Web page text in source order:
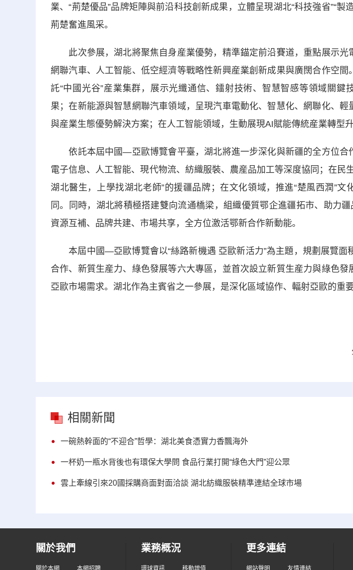
業、“荊楚優品”品牌矩陣與前沿科技創新成果，立體呈現湖北“科技強省”“製
荊楚奮進風采。
此次參展，湖北將聚焦自身産業優勢，精準錨定前沿賽道，重點展示光
網聯汽車、人工智能、低空經濟等戰略性新興産業創新成果與廣闊合作空間
託“中國光谷”産業集群，展示光纖通信、鐳射技術、智慧智感等領域關鍵
果；在新能源與智慧網聯汽車領域，呈現汽車電動化、智慧化、網聯化、輕
與産業生態優勢解決方案；在人工智能領域，生動展現AI賦能傳統産業轉型升
依託本屆中國—亞歐博覽會平臺，湖北將進一步深化與新疆的全方位合
電子信息、人工智能、現代物流、紡織服裝、農産品加工等深度協同；在民
湖北醫生，上學找湖北老師”的援疆品牌；在文化領域，推進“楚風西潤”文
同。同時，湖北將積極搭建雙向流通橋梁，組織優質鄂企進疆拓市、助力疆
資源互補、品牌共建、市場共享，全方位激活鄂新合作新動能。
本屆中國—亞歐博覽會以“絲路新機遇 亞歐新活力”為主題，規劃展覽面
合作、新質生産力、綠色發展等六大專區，並首次設立新質生産力與綠色發
亞歐市場需求。湖北作為主賓省之一參展，是深化區域協作、輻射亞歐的重要
相關新聞
一碗熱幹面的“不迎合”哲學：湖北美食憑實力香飄海外
一杯奶一瓶水背後也有環保大學問 食品行業打開“綠色大門”迎公眾
雲上牽線引來20國採購商面對面洽談 湖北紡織服裝精準連結全球市場
關於我們
關於本網 本網招聘
業務概況
環球資訊 移動增值
更多連結
網站聲明 友情連結